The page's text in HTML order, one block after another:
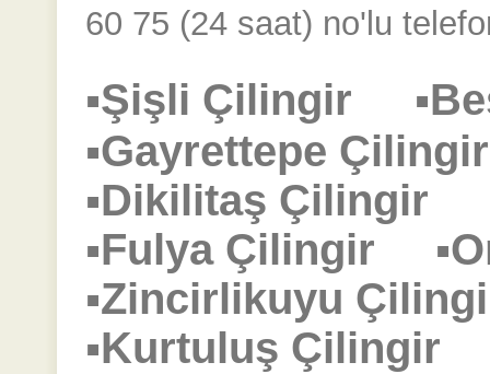
60 75 (24 saat) no'lu
▪Şişli Çilingir
▪Gayrettepe
▪Dikilitaş Çilingir
▪Fulya Çilingir
▪Zincirlikuyu
▪Kurtuluş